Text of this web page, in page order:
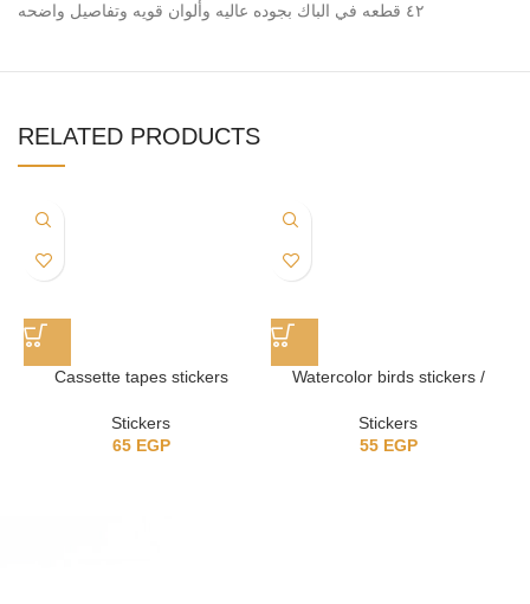
٤٢ قطعه في الباك بجوده عاليه وألوان قويه وتفاصيل واضحه
RELATED PRODUCTS
Cassette tapes stickers
Stickers
65 EGP
Watercolor birds stickers /
Stickers
55 EGP